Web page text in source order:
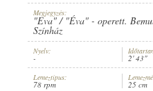
INTERPRET: METAFON ELITE
Megjegyzés:
"Eva" / "Éva" - operett.
Színház
Nyelv:
- 2' 43"
Lemeztípus:
78 rpm 25 cm